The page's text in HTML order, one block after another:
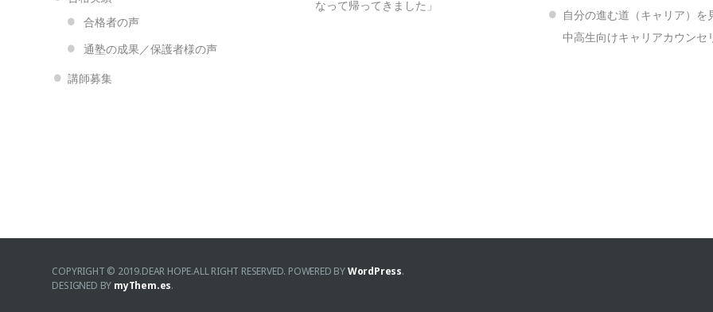
合格者の声
通塾の成果／保護者様の声
講師募集
なって帰ってきました」
自分の進む道（キャリア）
中高生向けキャリアカウンセ
COPYRIGHT © 2019.DEAR HOPE.ALL RIGHT RESERVED. POWERED BYWordPress.
DESIGNED BY myThem.es.